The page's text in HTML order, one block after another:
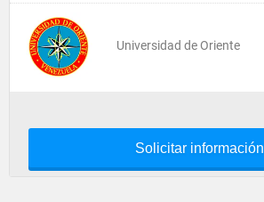
Universidad de Oriente
Solicitar información